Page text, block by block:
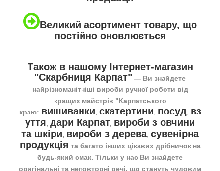
Великий асортимент товару, що
постійно оновлюється
Також в нашому Інтернет-магазин
"Скарбниця Карпат" ― Ви знайдете
найрізноманітніші вироби ручної роботи від
кращих майстрів "Карпатського
краю: вишиванки, скатертини, посуд, вз
уття, дари Карпат, вироби з овчини
та шкіри, вироби з дерева, сувенірна
продукція та багато інших цікавих дрібничок на
будь-який смак. Тільки у нас Ви знайдете
оригінальні та неповторні речі, що стануть чудовим